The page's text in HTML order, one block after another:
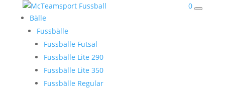
0
Bälle
Fussbälle
Fussbälle Futsal
Fussbälle Lite 290
Fussbälle Lite 350
Fussbälle Regular